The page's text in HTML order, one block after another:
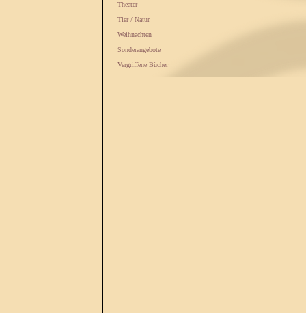
Theater
Tier / Natur
Weihnachten
Sonderangebote
Vergriffene Bücher